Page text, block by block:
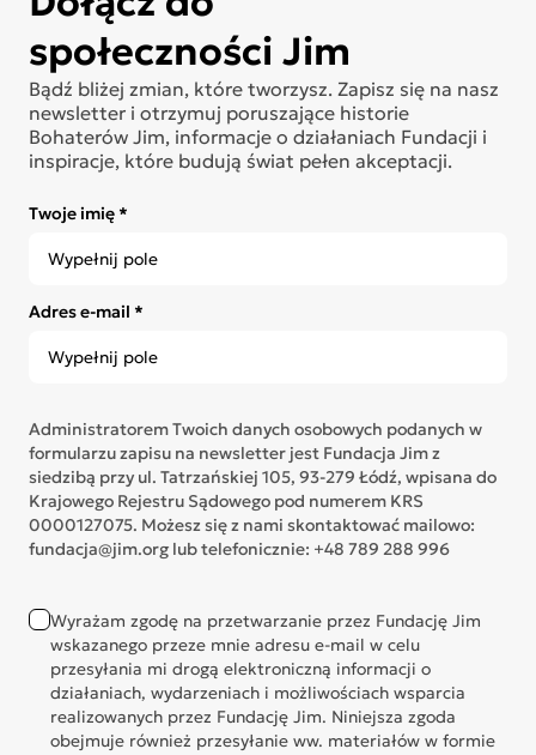
społeczności Jim
Bądź bliżej zmian, które tworzysz. Zapisz się na nasz
newsletter i otrzymuj poruszające historie
Bohaterów Jim, informacje o działaniach Fundacji i
inspiracje, które budują świat pełen akceptacji.
Twoje imię *
Adres e-mail *
Administratorem Twoich danych osobowych podanych w
formularzu zapisu na newsletter jest Fundacja Jim z
siedzibą przy ul. Tatrzańskiej 105, 93-279 Łódź, wpisana do
Krajowego Rejestru Sądowego pod numerem KRS
0000127075. Możesz się z nami skontaktować mailowo:
fundacja@jim.org lub telefonicznie: +48 789 288 996
Wyrażam zgodę na przetwarzanie przez Fundację Jim
wskazanego przeze mnie adresu e-mail w celu
przesyłania mi drogą elektroniczną informacji o
działaniach, wydarzeniach i możliwościach wsparcia
realizowanych przez Fundację Jim. Niniejsza zgoda
obejmuje również przesyłanie ww. materiałów w formie